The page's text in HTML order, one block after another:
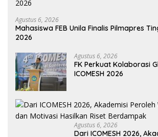
Agustus 6, 2026
Mahasiswa FEB Unila Finalis Pilmapres
2026
Agustus 6, 2026
FK Perkuat Kolaborasi
ICOMESH 2026
Agustus 6, 2026
Dari ICOMESH 2026,